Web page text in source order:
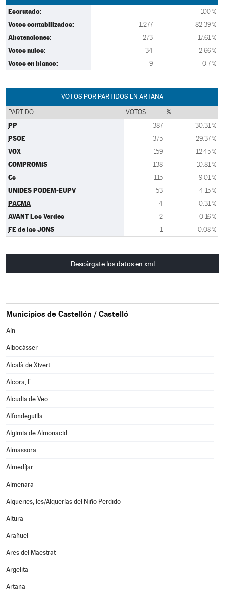
Escrutado: 100 %
Votos contabilizados: 1.277 82,39 %
Abstenciones: 273 17,61 %
Votos nulos: 34 2,66 %
Votos en blanco: 9 0,7 %
VOTOS POR PARTIDOS EN ARTANA
PARTIDO VOTOS %
PP 387 30,31 %
PSOE 375 29,37 %
VOX 159 12,45 %
COMPROMíS 138 10,81 %
Cs 115 9,01 %
UNIDES PODEM-EUPV 53 4,15 %
PACMA 4 0,31 %
AVANT Los Verdes 2 0,16 %
FE de las JONS 1 0,08 %
Descárgate los datos en xml
Municipios de Castellón / Castelló
Aín
Albocàsser
Alcalà de Xivert
Alcora, l'
Alcudia de Veo
Alfondeguilla
Algimia de Almonacid
Almassora
Almedíjar
Almenara
Alqueries, les/Alquerías del Niño Perdido
Altura
Arañuel
Ares del Maestrat
Argelita
Artana